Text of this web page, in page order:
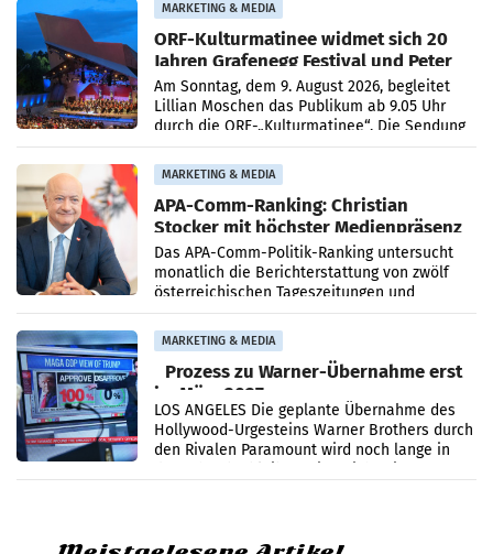
MARKETING & MEDIA
ORF-Kulturmatinee widmet sich 20
Jahren Grafenegg Festival und Peter
Simonischek
Am Sonntag, dem 9. August 2026, begleitet
Lillian Moschen das Publikum ab 9.05 Uhr
durch die ORF-„Kulturmatinee“. Die Sendung
startet mit der Dokumentation „20 Jahre
Grafenegg
MARKETING & MEDIA
APA-Comm-Ranking: Christian
Stocker mit höchster Medienpräsenz
im Juli
Das APA-Comm-Politik-Ranking untersucht
monatlich die Berichterstattung von zwölf
österreichischen Tageszeitungen und
analysiert, welche Politikerinnen und
Politiker Österreichs die
MARKETING & MEDIA
Prozess zu Warner-Übernahme erst
im März 2027
LOS ANGELES Die geplante Übernahme des
Hollywood-Urgesteins Warner Brothers durch
den Rivalen Paramount wird noch lange in